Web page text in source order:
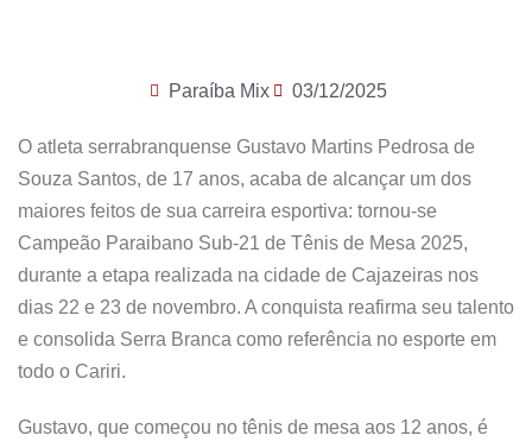
Paraíba Mix 03/12/2025
O atleta serrabranquense Gustavo Martins Pedrosa de
Souza Santos, de 17 anos, acaba de alcançar um dos
maiores feitos de sua carreira esportiva: tornou-se
Campeão Paraibano Sub-21 de Tênis de Mesa 2025,
durante a etapa realizada na cidade de Cajazeiras nos
dias 22 e 23 de novembro. A conquista reafirma seu talento
e consolida Serra Branca como referência no esporte em
todo o Cariri.
Gustavo, que começou no tênis de mesa aos 12 anos, é